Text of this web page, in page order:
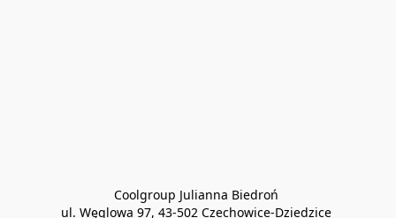
Coolgroup Julianna Biedroń
ul. Węglowa 97, 43-502 Czechowice-Dziedzice